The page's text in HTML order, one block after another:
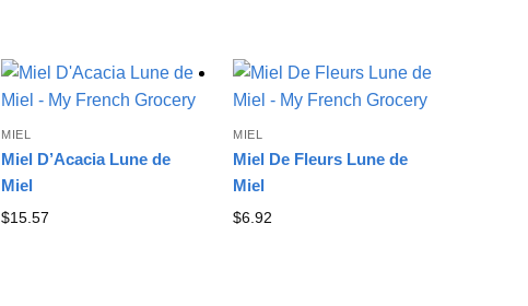
MIEL
Miel D’Acacia Lune de
Miel
$15.57
MIEL
Miel De Fleurs Lune de
Miel
$6.92